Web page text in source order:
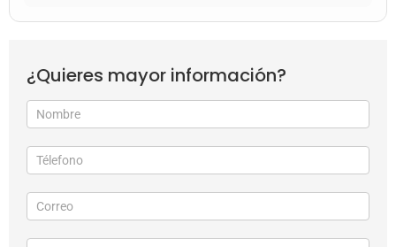
¿Quieres mayor información?
Formulario
de
suscripción
a evento